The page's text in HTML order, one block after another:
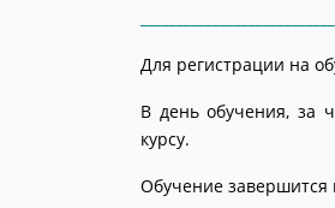
Для регистрации на
В день обучения, за
курсу.
Обучение завершится